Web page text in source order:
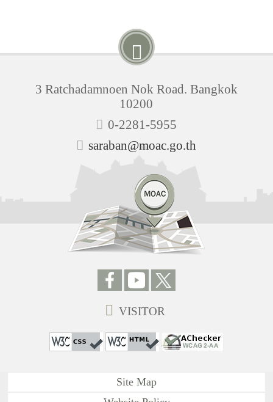
3 Ratchadamnoen Nok Road. Bangkok
10200
0-2281-5955
saraban@moac.go.th
VISITOR
Site Map